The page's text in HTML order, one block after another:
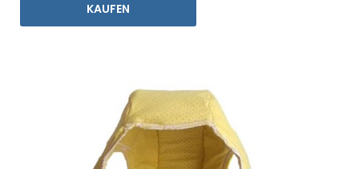
KAUFEN